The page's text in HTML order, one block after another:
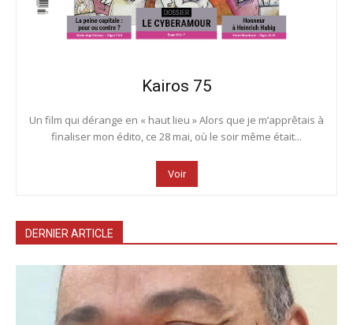
Kairos 75
Un film qui dérange en « haut lieu » Alors que je m’apprêtais à
finaliser mon édito, ce 28 mai, où le soir même était...
Voir
DERNIER ARTICLE